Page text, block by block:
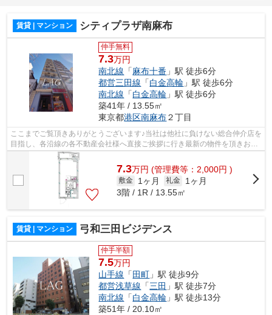
賃貸 | マンション シティプラザ南麻布
仲手無料
7.3万円
南北線 「麻布十番 」駅 徒歩6分
都営三田線 「白金高輪 」駅 徒歩6分
南北線 「白金高輪 」駅 徒歩6分
築41年 / 13.55㎡
東京都港区南麻布２丁目
ここまでご覧頂きありがとうございます♪当社は他社に負けない総合仲介店を
目指し、各沿線の各不動産会社様へ直接ご挨拶に行き最新の物件を頂きお客
様へ提供しております！最新の情報は...
7.3万円 (管理費等：2,000円 )
敷金 1ヶ月 礼金
1ヶ月
3階 / 1R / 13.55㎡
賃貸 | マンション 弓和三田ビジデンス
仲手半額
7.5万円
山手線 「 田町 」駅 徒歩9分
都営浅草線 「三田 」駅 徒歩7分
南北線 「白金高輪 」駅 徒歩13分
築51年 / 20.10㎡